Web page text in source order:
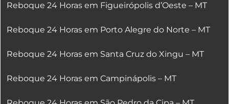
Reboque 24 Horas em Figueirópolis d’Oeste – MT
Reboque 24 Horas em Porto Alegre do Norte – MT
Reboque 24 Horas em Santa Cruz do Xingu – MT
Reboque 24 Horas em Campinápolis – MT